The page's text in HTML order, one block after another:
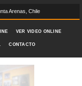
Arenas, Chile
VER VIDEO ONLINE
CONTACTO